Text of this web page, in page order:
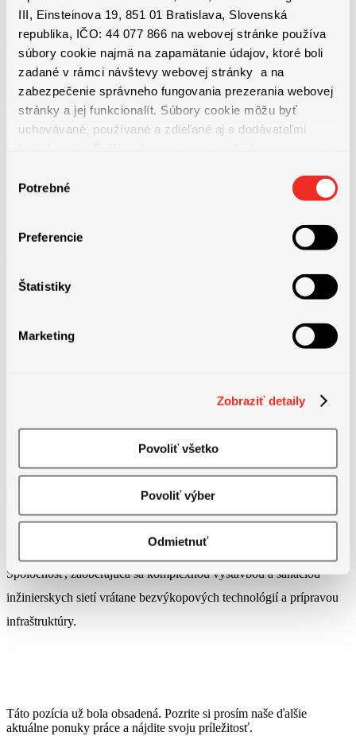
III, Einsteinova 19, 851 01 Bratislava, Slovenská
republika, IČO: 44 077 866 na webovej stránke používa
súbory cookie najmä na zapamätanie údajov, ktoré boli
zadané v rámci návštevy webovej stránky a na
zabezpečenie správneho fungovania prezerania webovej
stránky a jej funkcionalít. Súbory cookie môžu byť
uchovávané, používané a zdieľané aj s dodávateľmi
osobných údajov
súhlasu
Potrebné
Preferencie
Štatistiky
Marketing
Zobraziť detaily
Povoliť všetko
Povoliť výber
Odmietnuť
​- Vzdelávanie
​- Ročné prehodnocovanie mzdy​
Spoločnosť, zaoberajúca sa komplexnou výstavbou a sanáciou
inžinierskych sietí vrátane bezvýkopových technológií a prípravou
infraštruktúry.
Táto pozícia už bola obsadená. Pozrite si prosím naše ďalšie
aktuálne ponuky práce a nájdite svoju príležitosť.